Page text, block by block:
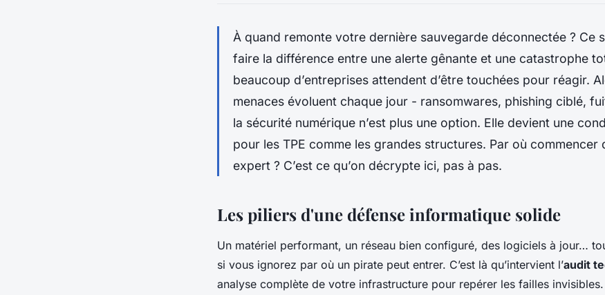
À quand remonte votre dernière sauvegarde déconnectée ? Ce
faire la différence entre une alerte gênante et une catastrophe
beaucoup d’entreprises attendent d’être touchées pour réagir.
menaces évoluent chaque jour - ransomwares, phishing ciblé,
la sécurité numérique n’est plus une option. Elle devient une
pour les TPE comme les grandes structures. Par où commencer
expert ? C’est ce qu’on décrypte ici, pas à pas.
Les piliers d'une défense informatique solide
Un matériel performant, un réseau bien configuré, des logiciels à jour…
si vous ignorez par où un pirate peut entrer. C’est là qu’intervient l’audit
analyse complète de votre infrastructure pour repérer les failles invisibles.